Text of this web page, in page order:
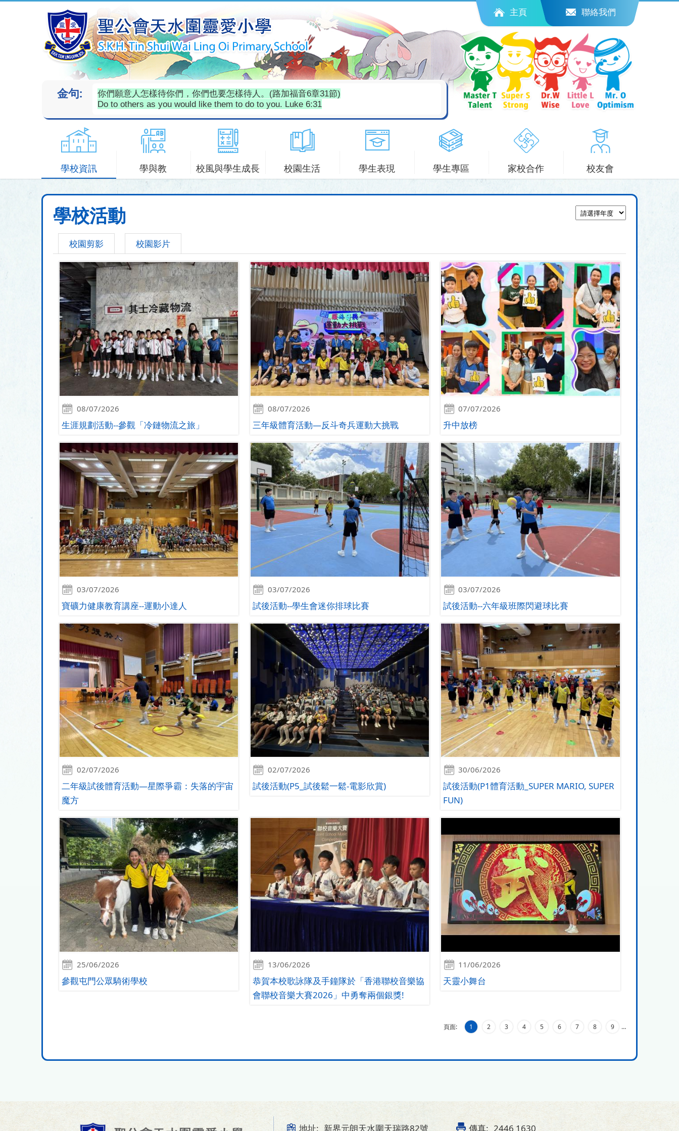
金句:
你們願意人怎樣待你們，你們也要怎樣待人。(路加福音6章31節)
Do to others as you would like them to do to you. Luke 6:31
主頁 聯絡我們
學校資訊 學與教 校風與學生成長 校園生活 學生表現 學生專區 家校合作 校友會
學校活動
校園剪影 校園影片
08/07/2026
生涯規劃活動--參觀「冷鏈物流之旅」
08/07/2026
三年級體育活動—反斗奇兵運動大挑戰
07/07/2026
升中放榜
03/07/2026
寶礦力健康教育講座--運動小達人
03/07/2026
試後活動--學生會迷你排球比賽
03/07/2026
試後活動--六年級班際閃避球比賽
02/07/2026
二年級試後體育活動—星際爭霸：失落的宇宙
魔方
02/07/2026
試後活動(P5_試後鬆一鬆-電影欣賞)
30/06/2026
試後活動(P1體育活動_SUPER MARIO, SUPER
FUN)
25/06/2026
參觀屯門公眾騎術學校
13/06/2026
恭賀本校歌詠隊及手鐘隊於「香港聯校音樂協
會聯校音樂大賽2026」中勇奪兩個銀獎!
11/06/2026
天靈小舞台
頁面: 1 2 3 4 5 6 7 8 9 …
地址: 新界元朗天水圍天瑞路82號 傳真: 2446 1630